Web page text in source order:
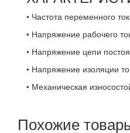
• Частота переменного
• Напряжение рабочего
• Напряжение цепи
• Напряжение изоляции
• Механическая
Похожие